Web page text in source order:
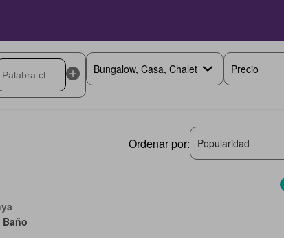
Precio
Ordenar por: Popularidad
Baño